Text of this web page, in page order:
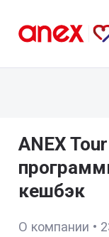
ANEX
кешбэк
О компании •